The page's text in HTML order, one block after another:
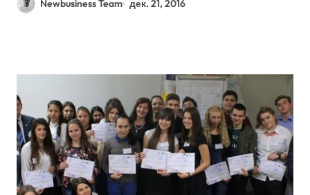
Newbusiness Team дек. 21, 2016